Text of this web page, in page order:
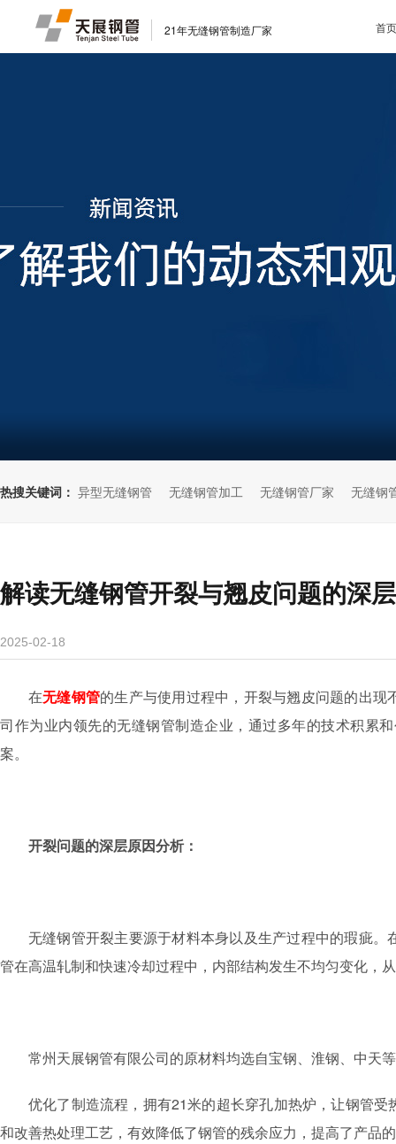
21年无缝钢管制造厂家 首
热搜关键词： 异型无缝钢管 无缝钢管加工 无缝钢管厂家 无缝钢
解读无缝钢管开裂与翘皮问题的深
2025-02-18
在无缝钢管的生产与使用过程中，开裂与翘皮问题的出
司作为业内领先的无缝钢管制造企业，通过多年的技术积累
案。
开裂问题的深层原因分析：
无缝钢管开裂主要源于材料本身以及生产过程中的瑕疵
管在高温轧制和快速冷却过程中，内部结构发生不均匀变化，
常州天展钢管有限公司的原材料均选自宝钢、淮钢、中天
优化了制造流程，拥有21米的超长穿孔加热炉，让钢管
和改善热处理工艺，有效降低了钢管的残余应力，提高了产品